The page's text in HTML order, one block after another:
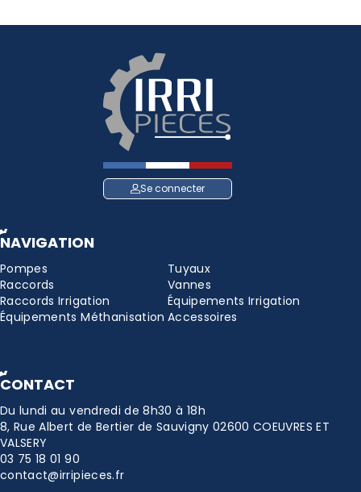
Se connecter
NAVIGATION
Pompes
Tuyaux
Raccords
Vannes
Raccords Irrigation
Équipements Irrigation
Équipements Méthanisation Accessoires
CONTACT
Du lundi au vendredi de 8h30 à 18h
8, Rue Albert de Bertier de Sauvigny 02600 COEUVRES ET
VALSERY
03 75 18 01 90
contact@irripieces.fr